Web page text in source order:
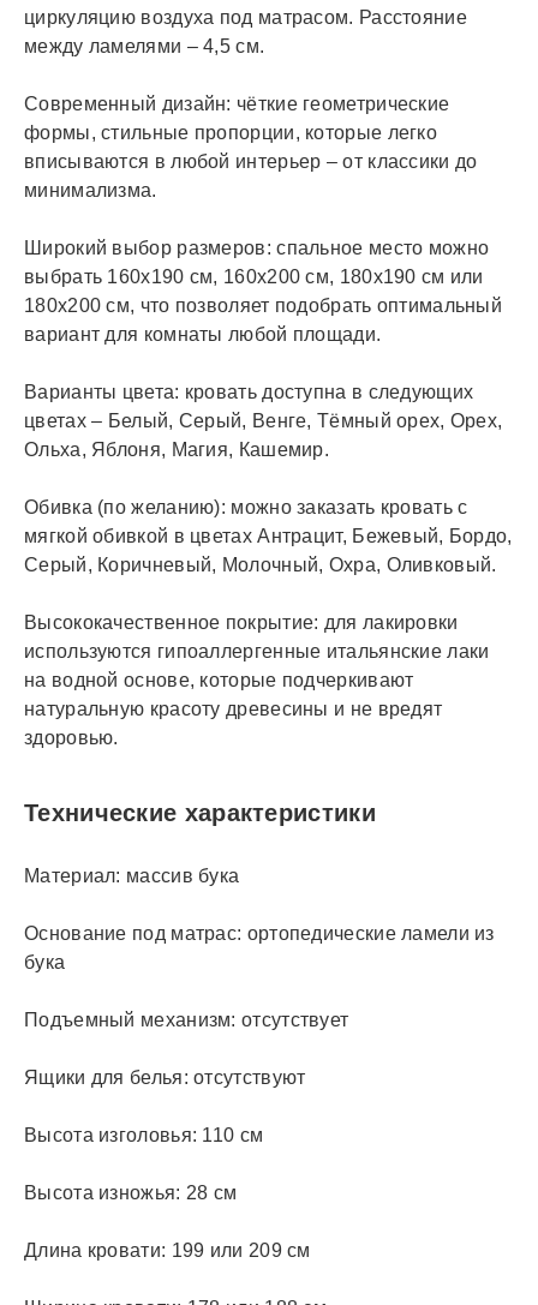
циркуляцию воздуха под матрасом. Расстояние
между ламелями – 4,5 см.
Современный дизайн: чёткие геометрические
формы, стильные пропорции, которые легко
вписываются в любой интерьер – от классики до
минимализма.
Широкий выбор размеров: спальное место можно
выбрать 160х190 см, 160х200 см, 180х190 см или
180х200 см, что позволяет подобрать оптимальный
вариант для комнаты любой площади.
Варианты цвета: кровать доступна в следующих
цветах – Белый, Серый, Венге, Тёмный орех, Орех,
Ольха, Яблоня, Магия, Кашемир.
Обивка (по желанию): можно заказать кровать с
мягкой обивкой в цветах Антрацит, Бежевый, Бордо,
Серый, Коричневый, Молочный, Охра, Оливковый.
Высококачественное покрытие: для лакировки
используются гипоаллергенные итальянские лаки
на водной основе, которые подчеркивают
натуральную красоту древесины и не вредят
здоровью.
Технические характеристики
Материал: массив бука
Основание под матрас: ортопедические ламели из
бука
Подъемный механизм: отсутствует
Ящики для белья: отсутствуют
Высота изголовья: 110 см
Высота изножья: 28 см
Длина кровати: 199 или 209 см